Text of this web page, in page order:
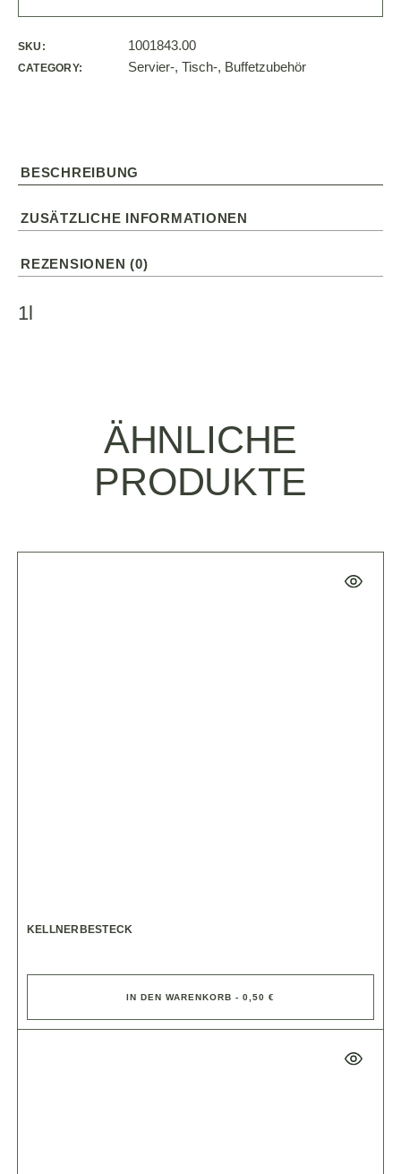
SKU: 1001843.00
CATEGORY: Servier-, Tisch-, Buffetzubehör
BESCHREIBUNG
ZUSÄTZLICHE INFORMATIONEN
REZENSIONEN (0)
1l
ÄHNLICHE
PRODUKTE
KELLNERBESTECK
IN DEN WARENKORB - 0,50 €